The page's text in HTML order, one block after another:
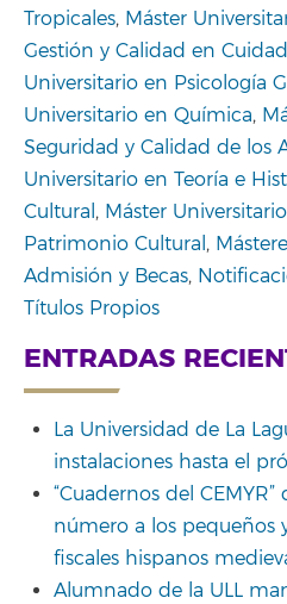
Tropicales, Máster
Gestión y Calidad en
Universitario en Psicología
Universitario en Química,
Seguridad y Calidad de los
Universitario en Teoría e
Cultural, Máster
Patrimonio Cultural,
Admisión y Becas,
Títulos Propios
ENTRADAS
La Universidad de La
instalaciones hasta el
“Cuadernos del
número a los pequeños
fiscales hispanos
Alumnado de la ULL